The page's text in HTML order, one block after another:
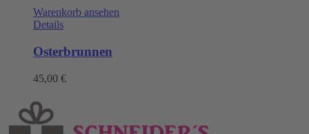
Warenkorb ansehen
Details
Osterbrunnen
45,00 €